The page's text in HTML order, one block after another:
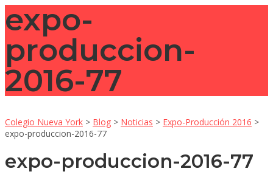
expo-
produccion-
2016-77
Colegio Nueva York > Blog > Noticias > Expo-Producción 2016 >
expo-produccion-2016-77
expo-produccion-2016-77